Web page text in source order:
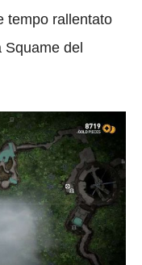
tempo rallentato
Squame del